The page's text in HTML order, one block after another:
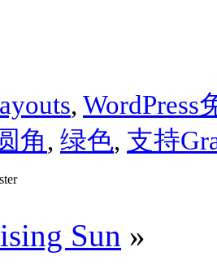
, WordPress
圆角, 绿色, 支持
Sun »